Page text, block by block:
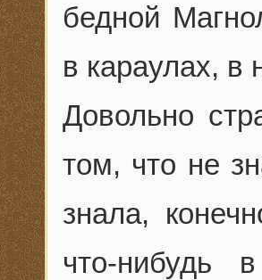
бедной
в караулах, в
Довольно
том, что не
знала,
что-нибудь